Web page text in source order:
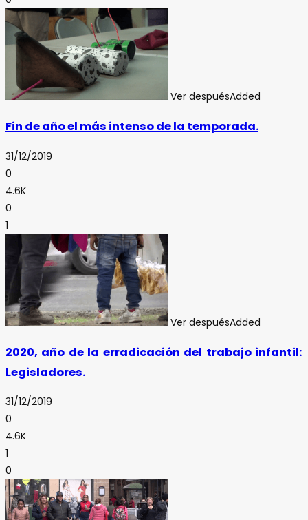
Ver despuésAdded
Fin de año el más intenso de la temporada.
31/12/2019
0
4.6K
0
1
Ver despuésAdded
2020, año de la erradicación del trabajo infantil:
Legisladores.
31/12/2019
0
4.6K
1
0